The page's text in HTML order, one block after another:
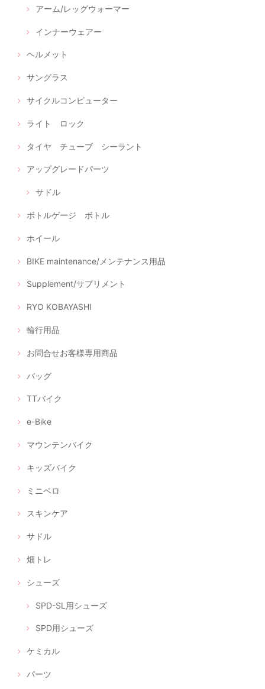
アーム/レッグウォーマー
インナーウェアー
ヘルメット
サングラス
サイクルコンピューター
ライト ロック
タイヤ チューブ シーラント
アップグレードパーツ
サドル
ボトルゲージ ボトル
ホイール
BIKE maintenance/メンテナンス用品
Supplement/サプリメント
RYO KOBAYASHI
輪行用品
お問合せお客様専用商品
バッグ
TTバイク
e-Bike
マウンテンバイク
キッズバイク
ミニベロ
スキンケア
サドル
畑トレ
シューズ
SPD-SL用シューズ
SPD用シューズ
ケミカル
パーツ